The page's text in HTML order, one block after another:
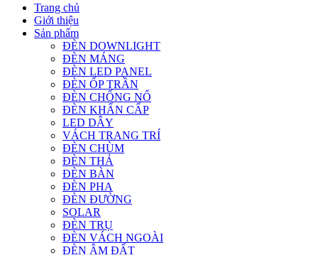
Trang chủ
Giới thiệu
Sản phẩm
ĐÈN DOWNLIGHT
ĐÈN MÁNG
ĐÈN LED PANEL
ĐÈN ỐP TRẦN
ĐÈN CHỐNG NỔ
ĐÈN KHẨN CẤP
LED DÂY
VÁCH TRANG TRÍ
ĐÈN CHÙM
ĐÈN THẢ
ĐÈN BÀN
ĐÈN PHA
ĐÈN ĐƯỜNG
SOLAR
ĐÈN TRỤ
ĐÈN VÁCH NGOÀI
ĐÈN ÂM ĐẤT